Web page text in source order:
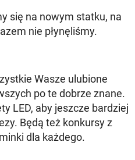
się na nowym statku, na
nie płynęliśmy.
Wasze ulubione
po te dobrze znane.
LED, aby jeszcze bardziej
Będą też konkursy z
dla każdego.